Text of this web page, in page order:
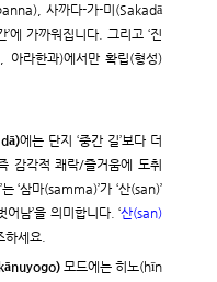
사까다-가-미(Sakadā
에 가까워집니다. 그리고 ‘진
아라한과)에서만 확립(형성)
에는 단지 ‘중간 길’보다 더
감각적 쾌락/즐거움에 도취
‘삼마(samma)’가 ‘산(san)’
남’을 의미합니다. ‘산(san)
하세요.
모드에는 히노(hīn